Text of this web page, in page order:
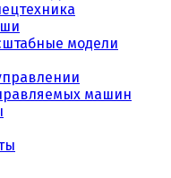
модели
машин